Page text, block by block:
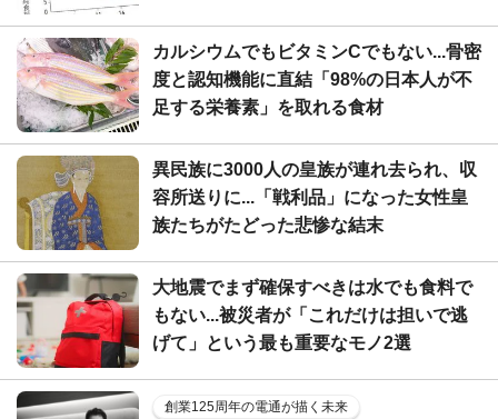
カルシウムでもビタミンCでもない...骨密
度と認知機能に直結「98%の日本人が不
足する栄養素」を取れる食材
異民族に3000人の皇族が連れ去られ、収
容所送りに...「戦利品」になった女性皇
族たちがたどった悲惨な結末
大地震でまず確保すべきは水でも食料で
もない...被災者が「これだけは担いで逃
げて」という最も重要なモノ2選
創業125周年の電通が描く未来